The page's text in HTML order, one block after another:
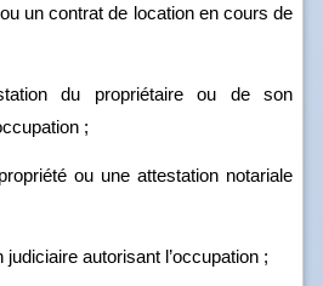
un contrat de location en cours de
du propriétaire ou de son
;
ou une attestation notariale
judiciaire autorisant l’occupation ;